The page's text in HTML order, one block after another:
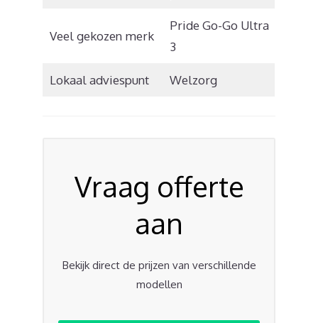
Veel gekozen merk
Pride Go-Go Ultra
3
Lokaal adviespunt Welzorg
Vraag offerte
aan
Bekijk direct de prijzen van verschillende
modellen